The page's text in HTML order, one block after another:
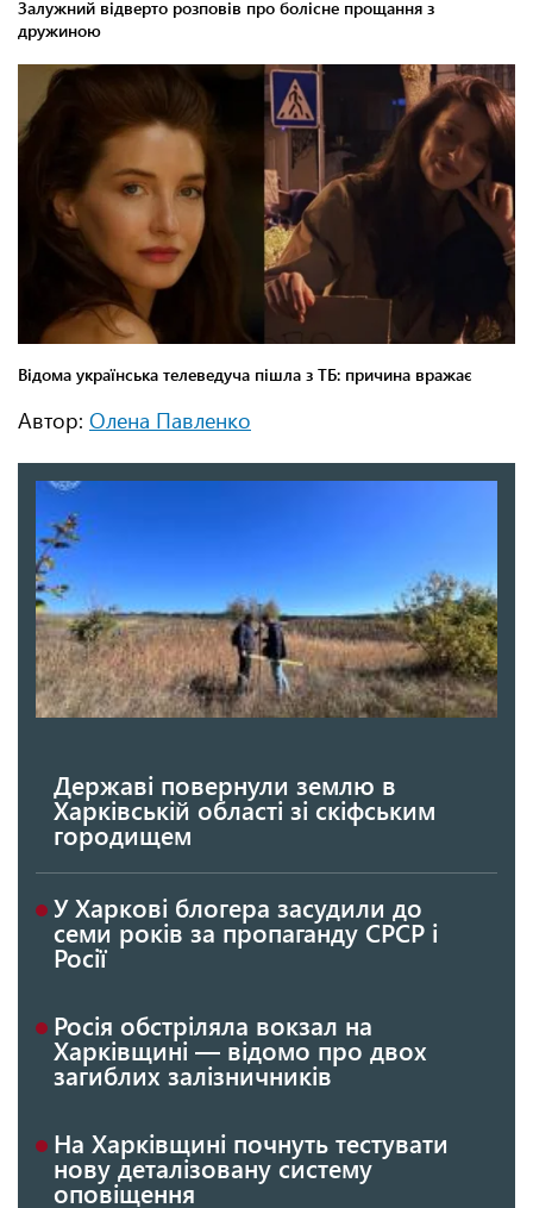
Автор: Олена Павленко
Державі повернули землю в
Харківській області зі скіфським
городищем
У Харкові блогера засудили до
семи років за пропаганду СРСР і
Росії
Росія обстріляла вокзал на
Харківщині — відомо про двох
загиблих залізничників
На Харківщині почнуть тестувати
нову деталізовану систему
оповіщення